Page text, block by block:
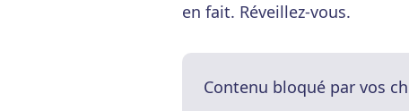
en fait. Réveillez-vous.
Contenu bloqué par vos